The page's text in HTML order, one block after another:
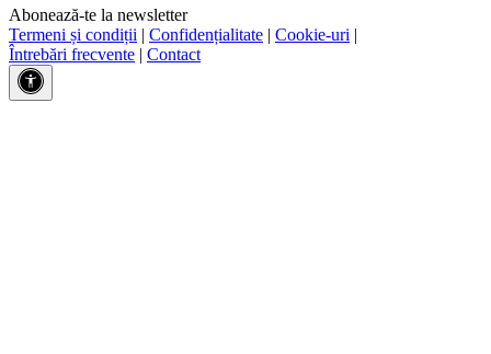
Abonează-te la newsletter
Termeni și condiții | Confidențialitate | Cookie-uri |
Întrebări frecvente | Contact